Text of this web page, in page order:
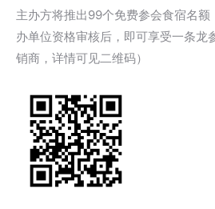
主办方将推出99个免费参会食宿名额
办单位资格审核后，即可享受一条龙
销商，详情可见二维码）